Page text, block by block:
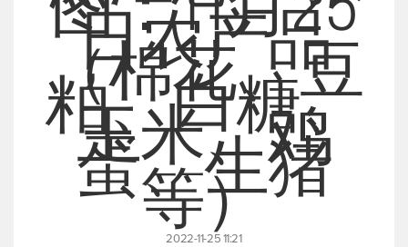
日农产品
（棉花、豆
粕、白糖、
玉米、鸡
蛋、生猪
等）
2022-11-25 11:21